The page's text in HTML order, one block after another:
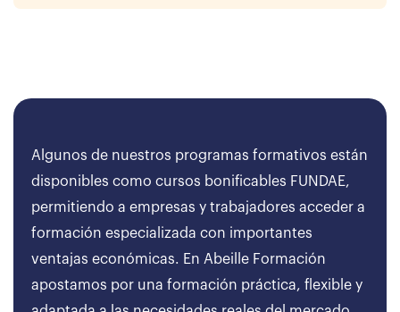
Algunos de nuestros programas formativos están
disponibles como cursos bonificables FUNDAE,
permitiendo a empresas y trabajadores acceder a
formación especializada con importantes
ventajas económicas. En Abeille Formación
apostamos por una formación práctica, flexible y